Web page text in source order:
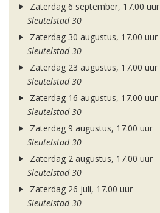
Zaterdag 6 september, 17.00 uur
Sleutelstad 30
Zaterdag 30 augustus, 17.00 uur
Sleutelstad 30
Zaterdag 23 augustus, 17.00 uur
Sleutelstad 30
Zaterdag 16 augustus, 17.00 uur
Sleutelstad 30
Zaterdag 9 augustus, 17.00 uur
Sleutelstad 30
Zaterdag 2 augustus, 17.00 uur
Sleutelstad 30
Zaterdag 26 juli, 17.00 uur
Sleutelstad 30